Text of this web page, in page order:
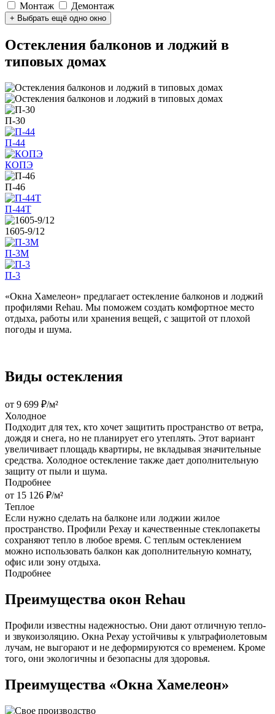
Монтаж
Демонтаж
+ Выбрать ещё одно окно
Остекления балконов и лоджий в
типовых домах
П-30
П-44
КОПЭ
П-46
П-44Т
1605-9/12
П-3М
П-3
«Окна Хамелеон» предлагает остекление балконов и лоджий
профилями Rehau. Мы поможем создать комфортное место
отдыха, работы или хранения вещей, с защитой от плохой
погоды и шума.
Виды остекления
от 9 699 ₽/м²
Холодное
Подходит для тех, кто хочет защитить пространство от ветра,
дождя и снега, но не планирует его утеплять. Этот вариант
увеличивает площадь квартиры, не вкладывая значительные
средства. Холодное остекление также дает дополнительную
защиту от пыли и шума.
Подробнее
от 15 126 ₽/м²
Теплое
Если нужно сделать на балконе или лоджии жилое
пространство. Профили Рехау и качественные стеклопакеты
сохраняют тепло в любое время. С теплым остеклением
можно использовать балкон как дополнительную комнату,
офис или зону отдыха.
Подробнее
Преимущества окон Rehau
Профили известны надежностью. Они дают отличную тепло-
и звукоизоляцию. Окна Рехау устойчивы к ультрафиолетовым
лучам, не выгорают и не деформируются со временем. Кроме
того, они экологичны и безопасны для здоровья.
Преимущества «Окна Хамелеон»